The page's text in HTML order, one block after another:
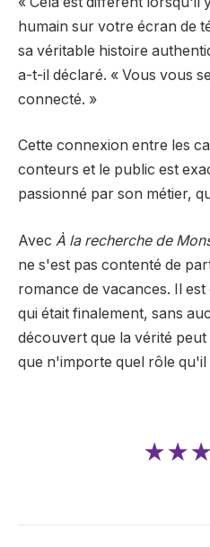
humain sur votre écran de
sa véritable histoire
a-t-il déclaré. « Vous vous
connecté. »
Cette connexion entre les
conteurs et le public est
passionné par son métier,
Avec À la recherche de
ne s'est pas contenté de
romance de vacances. Il
qui était finalement, sans
découvert que la vérité
que n'importe quel rôle qu'il